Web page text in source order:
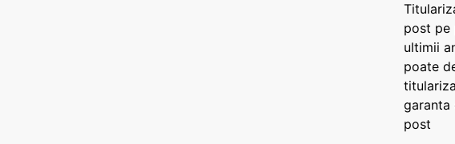
post pe
ultimii
poate
garanta
post